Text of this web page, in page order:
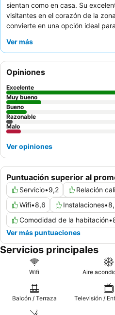
sientan como en casa. Su
visitantes en el corazón de la
convierte en una opción ideal
playa cercana. Las
parejas
detalles bien pensados bajo
también se sienten bien
Para una experiencia mejorada,
considerar solicitar una
aconsejable ser consciente del
huéspedes, aunque en general el
Ver más
Puntuación superior al
Servicio•9,2 Relación
Wifi•8,6 Instalaciones•
Comodidad de la habitación•
Ver más puntuaciones
Opiniones
Excelente
Muy bueno
Bueno
Razonable
Malo
Ver opiniones
Servicios principales
Wifi Aire
Balcón / Terraza